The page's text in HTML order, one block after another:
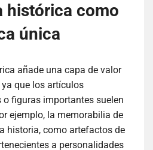
histórica como
única
añade una capa de valor
que los artículos
figuras importantes suelen
ejemplo, la memorabilia de
historia, como artefactos de
a personalidades